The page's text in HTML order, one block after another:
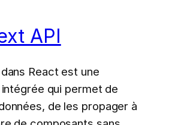
API
dans React est une
qui permet de
de les propager à